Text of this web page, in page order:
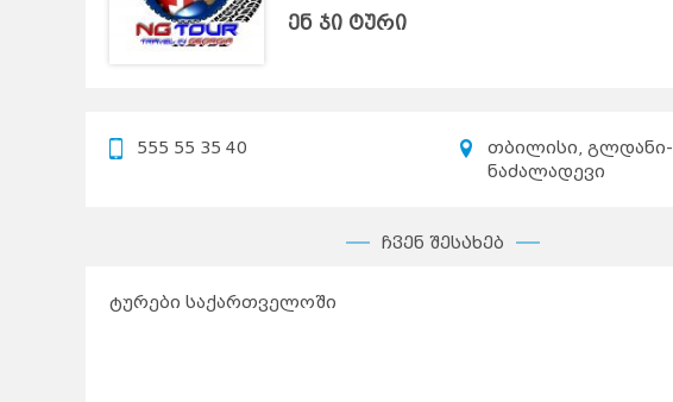
ენ ჯი ტური
555 55 35 40
თბილისი, გლდანი-
ნაძალადევი
ჩვენ შესახებ
ტურები საქართველოში